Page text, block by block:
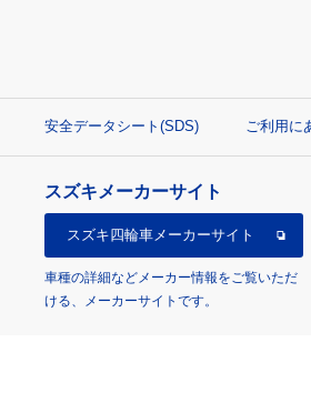
安全データシート(SDS) ご利用に
スズキメーカーサイト
スズキ四輪車メーカーサイト
車種の詳細などメーカー情報をご覧いただ
ける、メーカーサイトです。